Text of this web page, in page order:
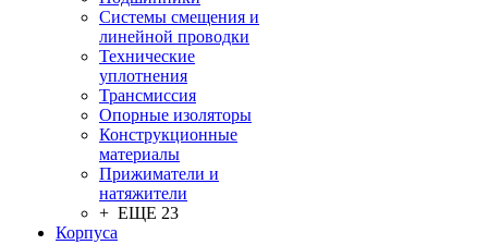
Системы смещения и
линейной проводки
Технические
уплотнения
Трансмиссия
Опорные изоляторы
Конструкционные
материалы
Прижиматели и
натяжители
+ ЕЩЕ 23
Корпуса